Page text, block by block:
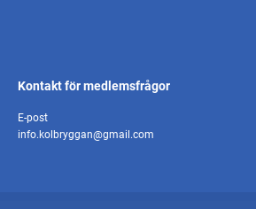
Kontakt för medlemsfrågor
E-post
info.kolbryggan@gmail.com